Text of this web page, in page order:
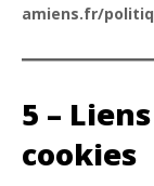
amiens.fr/
5 –
cookies